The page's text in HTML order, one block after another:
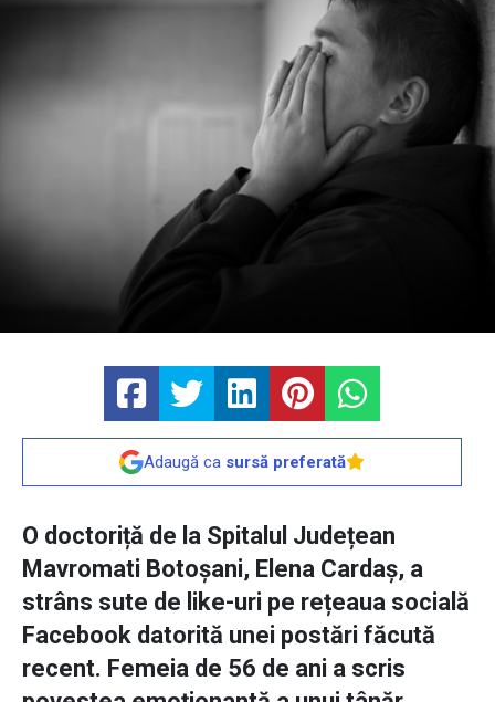
Adaugă ca sursă preferată
O doctoriță de la Spitalul Județean
Mavromati Botoșani, Elena Cardaș, a
strâns sute de like-uri pe rețeaua socială
Facebook datorită unei postări făcută
recent. Femeia de 56 de ani a scris